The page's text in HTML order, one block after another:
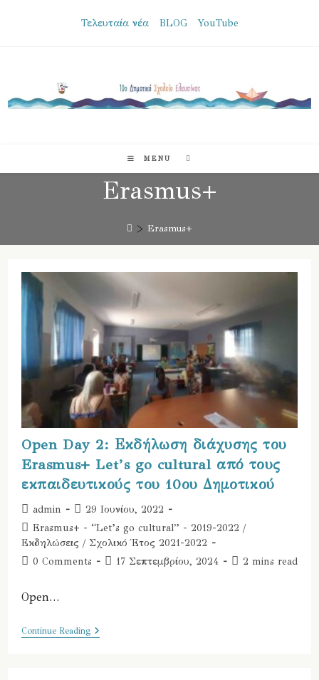
Τελευταία νέα BLOG YouTube
MENU
Erasmus+
> Erasmus+
Open Day 2: Εκδήλωση διάχυσης του
Erasmus+ Let’s go cultural από τους
εκπαιδευτικούς του 10ου Δημοτικού
Post
author:
admin
Post
published:
29 Ιουνίου, 2022
Post
category:
Erasmus+ - “Let’s go cultural” - 2019-2022 /
Εκδηλώσεις / Σχολικό Έτος 2021-2022
Post0 Comments
Post17 Σεπτεμβρίου, 2024
Reading
2 mins read
Open…
Continue ReadingOpen
Day